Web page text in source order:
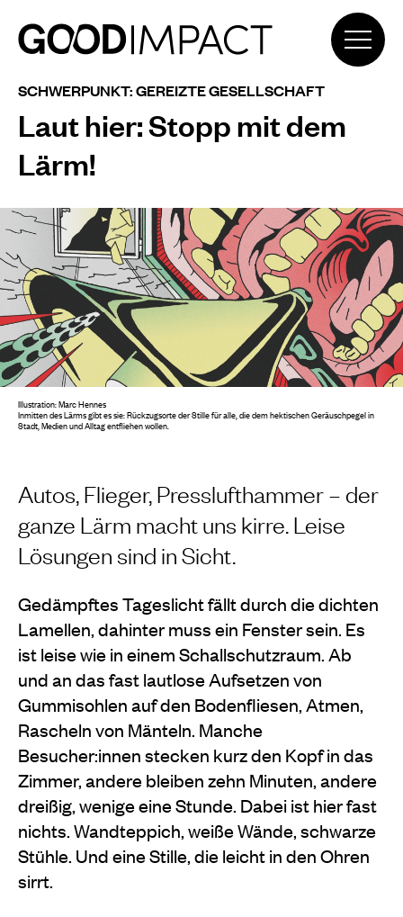
SCHWERPUNKT: GEREIZTE GESELLSCHAFT
Laut hier: Stopp mit dem
Lärm!
Autos, Flieger, Presslufthammer – der
ganze Lärm macht uns kirre. Leise
Lösungen sind in Sicht.
Gedämpftes Tageslicht fällt durch die dichten
Lamellen, dahinter muss ein Fenster sein. Es
ist leise wie in einem Schallschutzraum. Ab
und an das fast lautlose Aufsetzen von
Gummisohlen auf den Bodenfliesen, Atmen,
Rascheln von Mänteln. Manche
Besucher:innen stecken kurz den Kopf in das
Zimmer, andere bleiben zehn Minuten, andere
dreißig, wenige eine Stunde. Dabei ist hier fast
nichts. Wandteppich, weiße Wände, schwarze
Stühle. Und eine Stille, die leicht in den Ohren
sirrt.
Illustration: Marc Hennes
Inmitten des Lärms gibt es sie: Rückzugsorte der Stille für alle, die dem hektischen Geräuschpegel in
Stadt, Medien und Alltag entfliehen wollen.